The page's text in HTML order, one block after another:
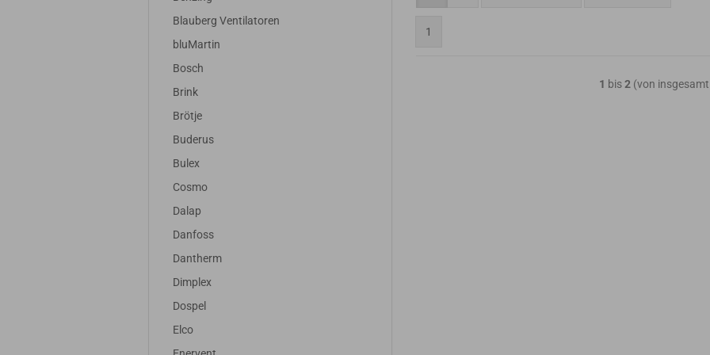
1
1 bis2 (von
Blauberg Ventilatoren
bluMartin
Bosch
Brink
Brötje
Buderus
Bulex
Cosmo
Dalap
Danfoss
Dantherm
Dimplex
Dospel
Elco